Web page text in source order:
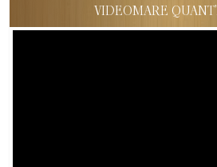
VIDEOMARE